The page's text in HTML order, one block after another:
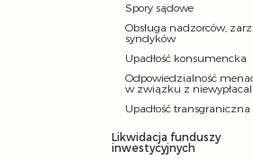
Spory sądowe
Obsługa nadzorców,
syndyków
Upadłość konsumencka
Odpowiedzialność
w związku z
Upadłość transgraniczna
Likwidacja funduszy
inwestycyjnych